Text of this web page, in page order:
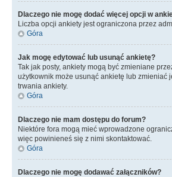
Dlaczego nie mogę dodać więcej opcji w
Liczba opcji ankiety jest ograniczona przez
Góra
Jak mogę edytować lub usunąć ankietę?
Tak jak posty, ankiety mogą być zmieniane
użytkownik może usunąć ankietę lub zmieniać
trwania ankiety.
Góra
Dlaczego nie mam dostępu do forum?
Niektóre fora mogą mieć wprowadzone
więc powinieneś się z nimi skontaktować.
Góra
Dlaczego nie mogę dodawać załączników?